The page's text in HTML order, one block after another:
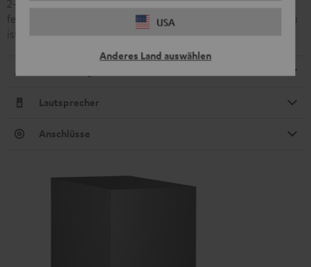
USA
Anderes Land auswählen
2-Wege-Satellit mit zwei starken 80-mm-Mitteltönern und
fein auflösendem 19-mm-Hochtöner. Der akustische Aufbau
ist identisch zu den CS 35 FCR Mk3 Satelliten.
Lautsprecher
Anschlüsse